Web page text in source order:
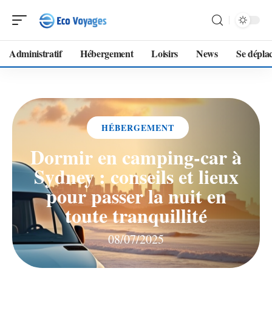
Administratif Hébergement Loisirs News Se
HÉBERGEMENT
Dormir en camping-car à
Sydney : conseils et lieux
pour passer la nuit en
toute tranquillité
08/07/2025